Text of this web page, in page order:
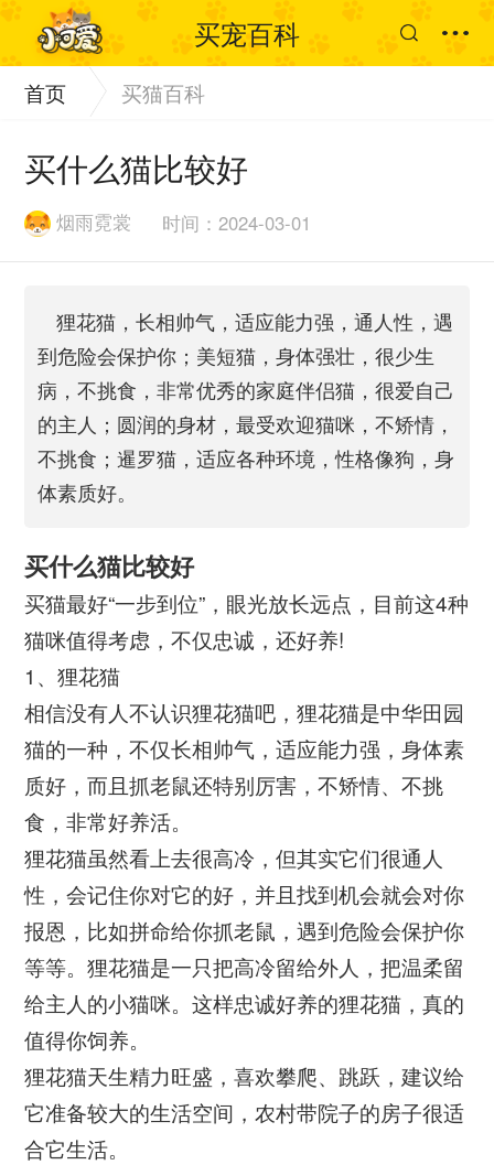
买宠百科
首页 买猫百科
买什么猫比较好
烟雨霓裳 时间：2024-03-01
狸花猫，长相帅气，适应能力强，通人性，遇
到危险会保护你；美短猫，身体强壮，很少生
病，不挑食，非常优秀的家庭伴侣猫，很爱自己
的主人；圆润的身材，最受欢迎猫咪，不矫情，
不挑食；暹罗猫，适应各种环境，性格像狗，身
体素质好。
买什么猫比较好
买猫最好“一步到位”，眼光放长远点，目前这4种
猫咪值得考虑，不仅忠诚，还好养!
1、狸花猫
相信没有人不认识狸花猫吧，狸花猫是中华田园
猫的一种，不仅长相帅气，适应能力强，身体素
质好，而且抓老鼠还特别厉害，不矫情、不挑
食，非常好养活。
狸花猫虽然看上去很高冷，但其实它们很通人
性，会记住你对它的好，并且找到机会就会对你
报恩，比如拼命给你抓老鼠，遇到危险会保护你
等等。狸花猫是一只把高冷留给外人，把温柔留
给主人的小猫咪。这样忠诚好养的狸花猫，真的
值得你饲养。
狸花猫天生精力旺盛，喜欢攀爬、跳跃，建议给
它准备较大的生活空间，农村带院子的房子很适
合它生活。